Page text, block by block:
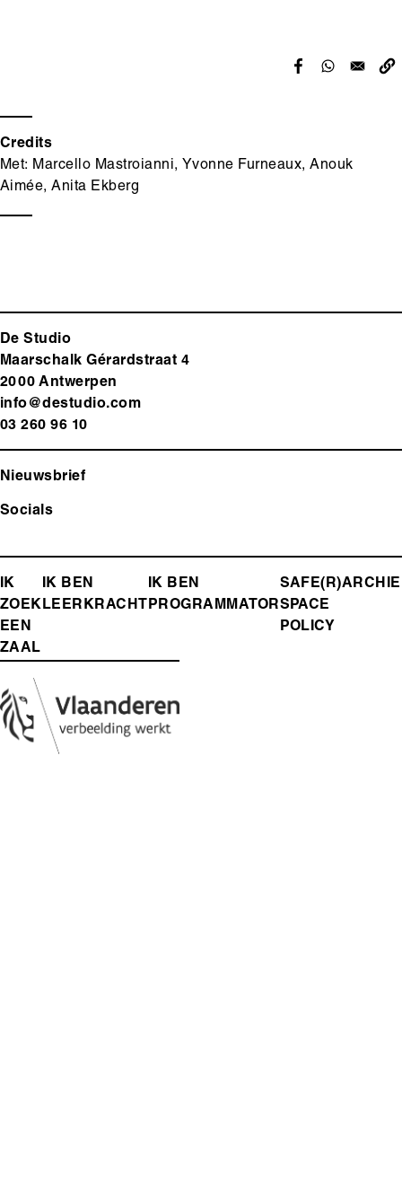
Credits
Met: Marcello Mastroianni, Yvonne Furneaux, Anouk
Aimée, Anita Ekberg
De Studio
Maarschalk Gérardstraat 4
2000 Antwerpen
info@destudio.com
03 260 96 10
Nieuwsbrief
Socials
FOOTER-
MENU
IK
ZOEK
EEN
ZAAL
IK BEN
LEERKRACHT
IK BEN
PROGRAMMATOR
SAFE(R)
SPACE
POLICY
Media
Afbeelding